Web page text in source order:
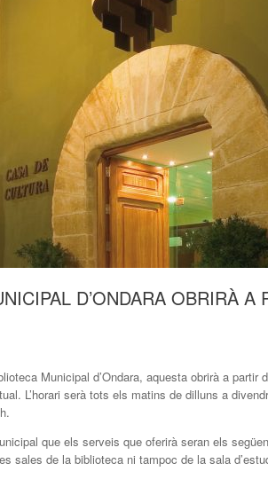
D’ONDARA OBRIRÀ
Municipal d’Ondara, aquesta obrirà a partir
L’horari serà tots els matins de dilluns a
que els serveis que oferirà seran els
sales de la biblioteca ni tampoc de la sala